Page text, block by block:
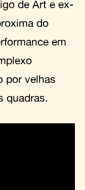
de Art e ex-
do
em
por velhas
quadras.